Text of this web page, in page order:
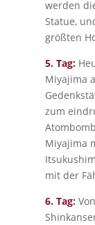
werden
Statue,
größten
5. Tag:
Miyajima
zum
Miyajima
mit der
6. Tag: